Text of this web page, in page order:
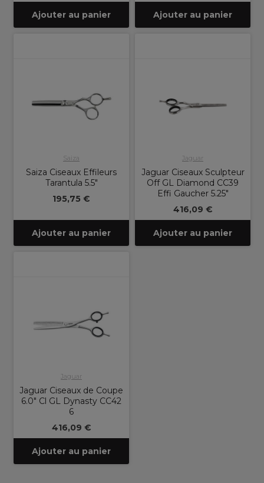
Ajouter au panier Ajouter au panier
Saiza
Saiza Ciseaux Effileurs
Tarantula 5.5"
195,75 €
Ajouter au panier
Jaguar
Jaguar Ciseaux Sculpteur
Off GL Diamond CC39
Effi Gaucher 5.25"
416,09 €
Ajouter au panier
Jaguar
Jaguar Ciseaux de Coupe
6.0" Cl GL Dynasty CC42
6
416,09 €
Ajouter au panier